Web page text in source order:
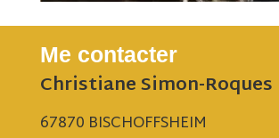
Me contacter
Christiane Simon-Roques
67870 BISCHOFFSHEIM